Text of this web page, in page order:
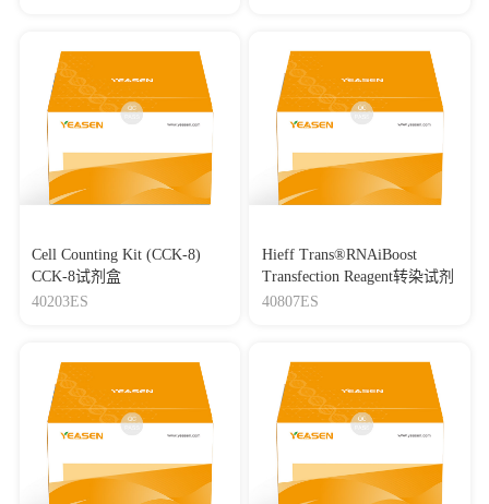
Cell Counting Kit (CCK-8)
CCK-8试剂盒
40203ES
Hieff Trans®RNAiBoost
Transfection Reagent转染试剂
40807ES